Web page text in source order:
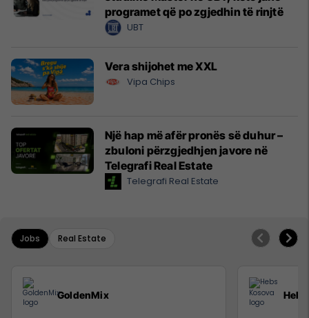
programet që po zgjedhin të rinjtë
UBT
Vera shijohet me XXL
Vipa Chips
Një hap më afër pronës së duhur –
zbuloni përzgjedhjen javore në
Telegrafi Real Estate
Telegrafi Real Estate
Jobs Real Estate
GoldenMix